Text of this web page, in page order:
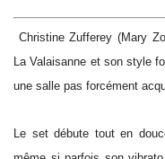
Christine Zufferey (Mary
La Valaisanne et son style
une salle pas forcément
Le set débute tout en